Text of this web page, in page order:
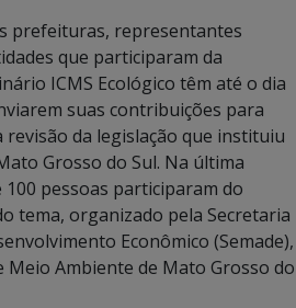
prefeituras, representantes
que participaram da
ICMS Ecológico têm até o dia
suas contribuições para
da legislação que instituiu
Grosso do Sul. Na última
100 pessoas participaram do
tema, organizado pela Secretaria
Econômico (Semade),
Ambiente de Mato Grosso do